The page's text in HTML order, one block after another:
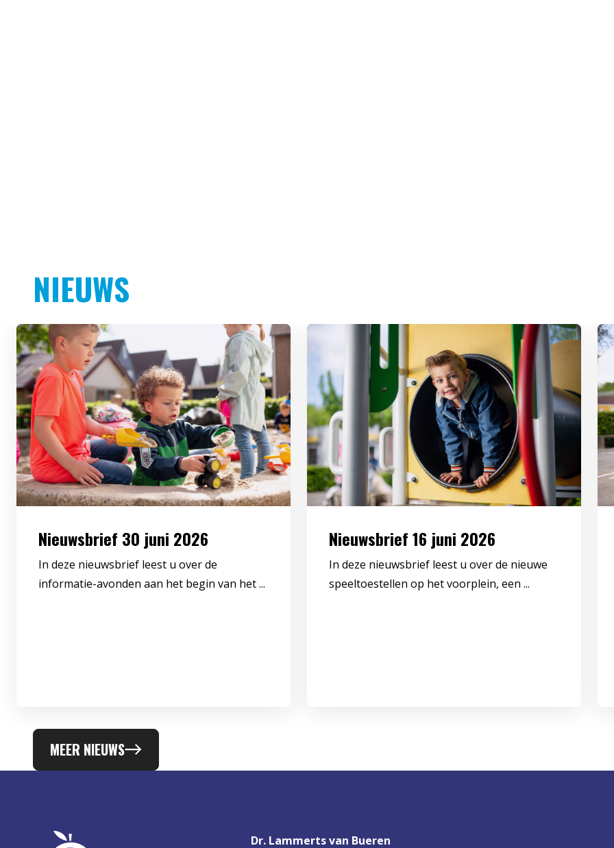
NIEUWS
Nieuwsbrief 30 juni 2026
In deze nieuwsbrief leest u over de
informatie-avonden aan het begin van het ...
Nieuwsbrief 16 juni 2026
In deze nieuwsbrief leest u over de nieuwe
speeltoestellen op het voorplein, een ...
MEER NIEUWS
Dr. Lammerts van Bueren